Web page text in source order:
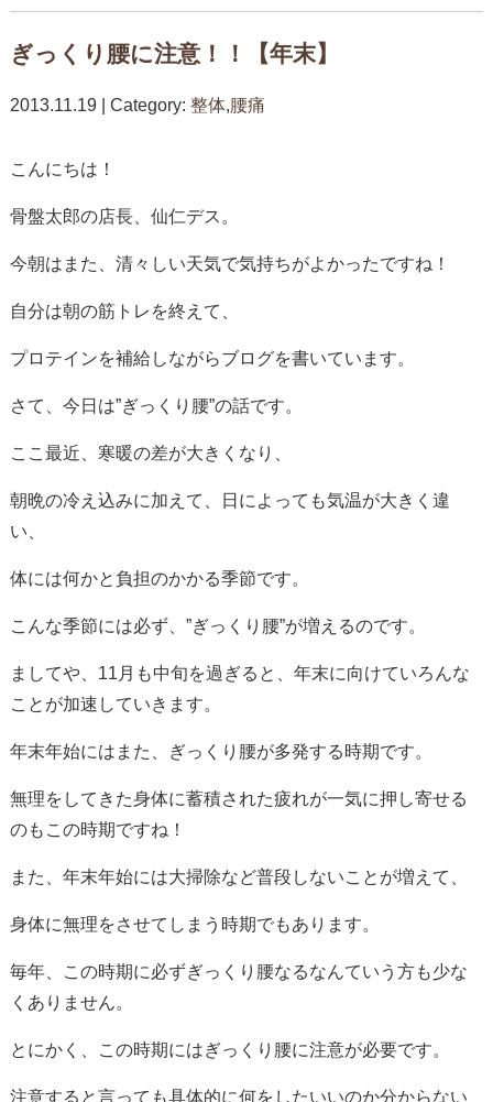
ぎっくり腰に注意！！【年末】
2013.11.19 | Category: 整体,腰痛
こんにちは！
骨盤太郎の店長、仙仁デス。
今朝はまた、清々しい天気で気持ちがよかったですね！
自分は朝の筋トレを終えて、
プロテインを補給しながらブログを書いています。
さて、今日は”ぎっくり腰”の話です。
ここ最近、寒暖の差が大きくなり、
朝晩の冷え込みに加えて、日によっても気温が大きく違
い、
体には何かと負担のかかる季節です。
こんな季節には必ず、”ぎっくり腰”が増えるのです。
ましてや、11月も中旬を過ぎると、年末に向けていろんな
ことが加速していきます。
年末年始にはまた、ぎっくり腰が多発する時期です。
無理をしてきた身体に蓄積された疲れが一気に押し寄せる
のもこの時期ですね！
また、年末年始には大掃除など普段しないことが増えて、
身体に無理をさせてしまう時期でもあります。
毎年、この時期に必ずぎっくり腰なるなんていう方も少な
くありません。
とにかく、この時期にはぎっくり腰に注意が必要です。
注意すると言っても具体的に何をしたいいのか分からない